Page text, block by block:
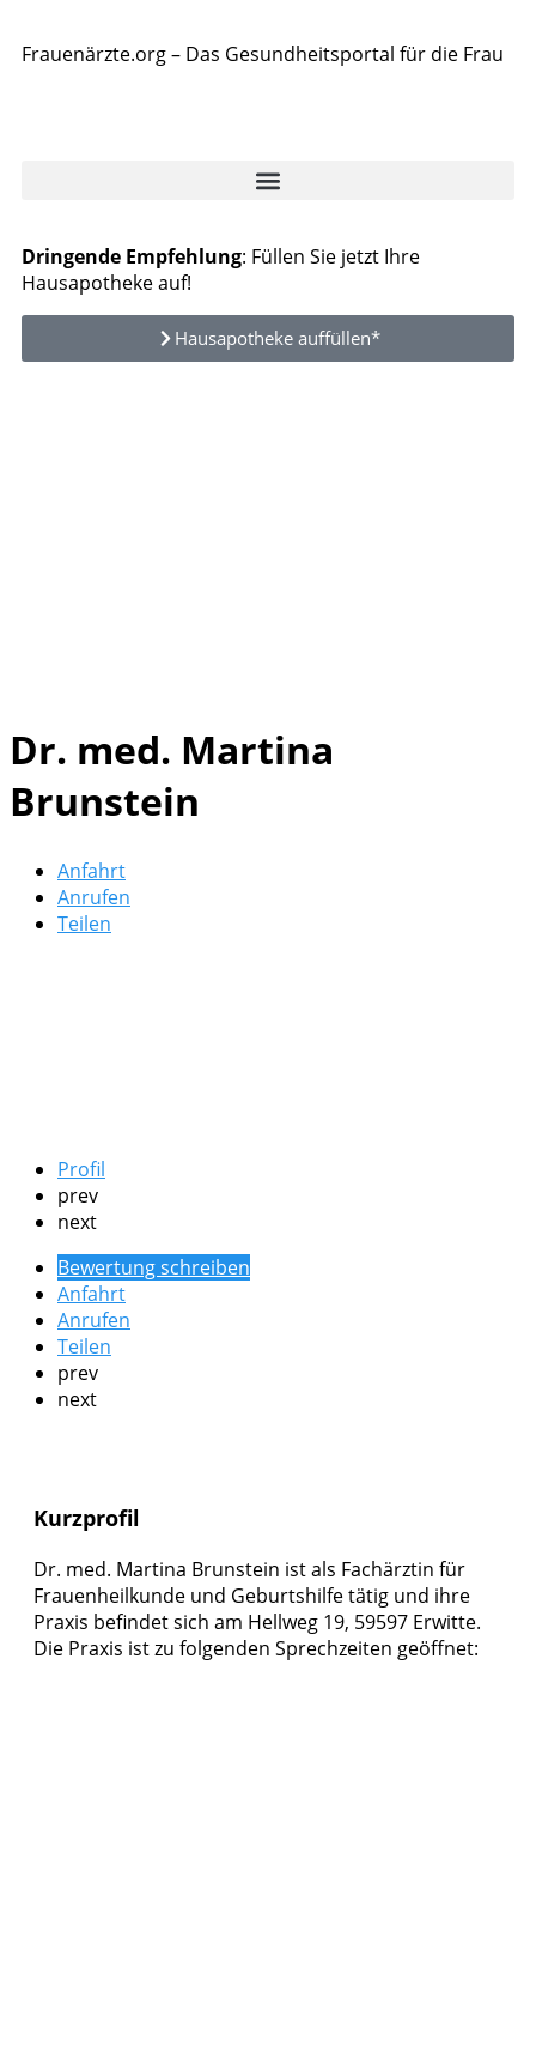
Frauenärzte.org – Das Gesundheitsportal für die Frau
Dringende Empfehlung: Füllen Sie jetzt Ihre
Hausapotheke auf!
Hausapotheke auffüllen*
Dr. med. Martina
Brunstein
Anfahrt
Anrufen
Teilen
Profil
prev
next
Bewertung schreiben
Anfahrt
Anrufen
Teilen
prev
next
Kurzprofil
Dr. med. Martina Brunstein ist als Fachärztin für
Frauenheilkunde und Geburtshilfe tätig und ihre
Praxis befindet sich am Hellweg 19, 59597 Erwitte.
Die Praxis ist zu folgenden Sprechzeiten geöffnet: